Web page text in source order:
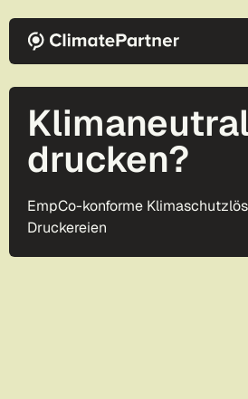
Klimaneutral
drucken?
EmpCo-konforme
Druckereien